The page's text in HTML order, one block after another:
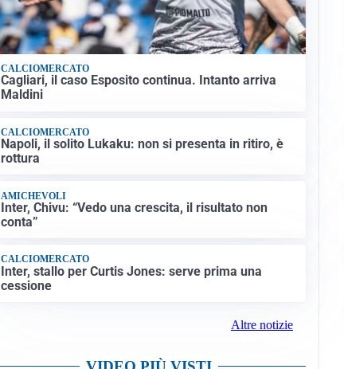
CALCIOMERCATO
Cagliari, il caso Esposito continua. Intanto arriva
Maldini
CALCIOMERCATO
Napoli, il solito Lukaku: non si presenta in ritiro, è
rottura
AMICHEVOLI
Inter, Chivu: “Vedo una crescita, il risultato non
conta”
CALCIOMERCATO
Inter, stallo per Curtis Jones: serve prima una
cessione
Altre notizie